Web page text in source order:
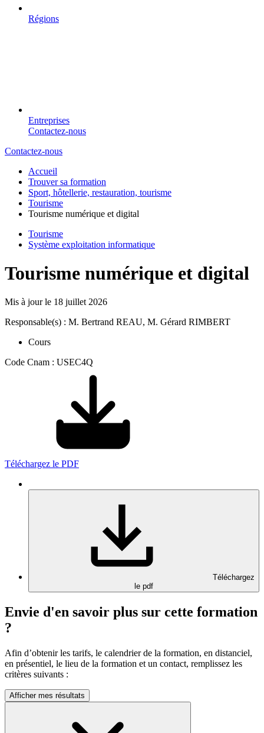
Régions
Entreprises
Contactez-nous
Contactez-nous
Accueil
Trouver sa formation
Sport, hôtellerie, restauration, tourisme
Tourisme
Tourisme numérique et digital
Tourisme
Système exploitation informatique
Tourisme numérique et digital
Mis à jour le 18 juillet 2026
Responsable(s) : M. Bertrand REAU, M. Gérard RIMBERT
Cours
Code Cnam : USEC4Q
Téléchargez le PDF
Téléchargez
le pdf
Envie d'en savoir plus sur cette formation
?
Afin d’obtenir les tarifs, le calendrier de la formation, en distanciel,
en présentiel, le lieu de la formation et un contact, remplissez les
critères suivants :
Afficher mes résultats